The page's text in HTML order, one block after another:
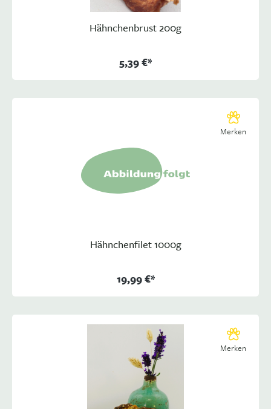
Hähnchenbrust 200g
5,39 €*
Merken
Hähnchenfilet 1000g
19,99 €*
Merken